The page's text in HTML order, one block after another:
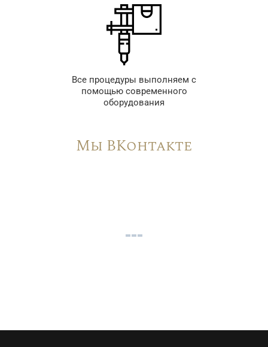
Все процедуры выполняем с
помощью современного
оборудования
Мы ВКонтакте